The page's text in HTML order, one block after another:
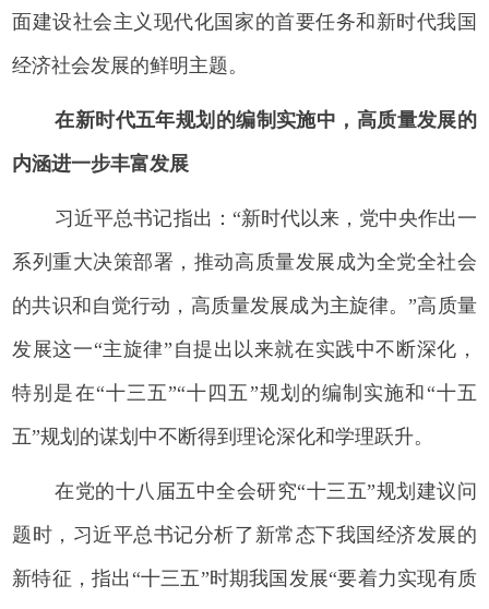
面建设社会主义现代化国家的首要任务和新时代我国
经济社会发展的鲜明主题。
在新时代五年规划的编制实施中，高质量发展的
内涵进一步丰富发展
习近平总书记指出：“新时代以来，党中央作出一
系列重大决策部署，推动高质量发展成为全党全社会
的共识和自觉行动，高质量发展成为主旋律。”高质量
发展这一“主旋律”自提出以来就在实践中不断深化，
特别是在“十三五”“十四五”规划的编制实施和“十五
五”规划的谋划中不断得到理论深化和学理跃升。
在党的十八届五中全会研究“十三五”规划建议问
题时，习近平总书记分析了新常态下我国经济发展的
新特征，指出“十三五”时期我国发展“要着力实现有质